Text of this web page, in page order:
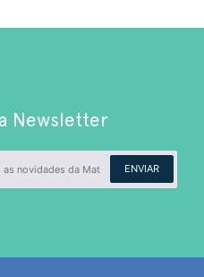
Newsletter
ENVIAR